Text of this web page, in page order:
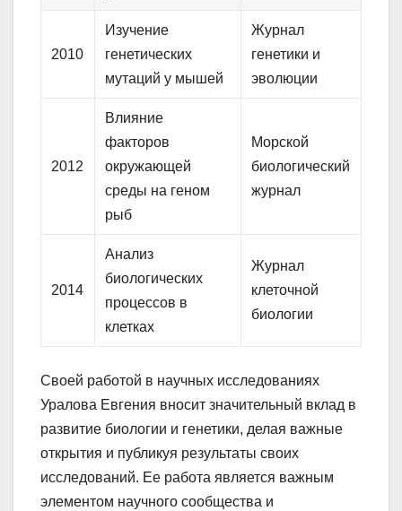
2010
Изучение
генетических
мутаций у мышей
Журнал
генетики и
эволюции
2012
Влияние
факторов
окружающей
среды на геном
рыб
Морской
биологический
журнал
2014
Анализ
биологических
процессов в
клетках
Журнал
клеточной
биологии
Своей работой в научных исследованиях
Уралова Евгения вносит значительный вклад в
развитие биологии и генетики, делая важные
открытия и публикуя результаты своих
исследований. Ее работа является важным
элементом научного сообщества и